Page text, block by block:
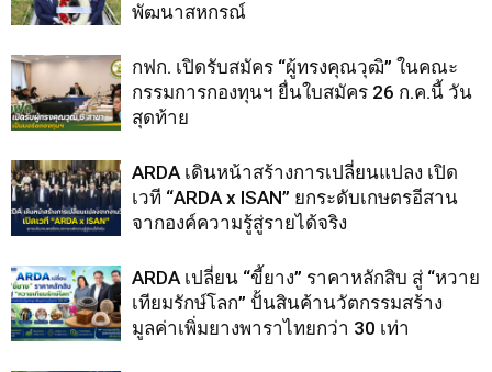
พัฒนาสหกรณ์
กฟก. เปิดรับสมัคร “ผู้ทรงคุณวุฒิ” ในคณะ
กรรมการกองทุนฯ ยื่นใบสมัคร 26 ก.ค.นี้ วัน
สุดท้าย
ARDA เดินหน้าสร้างการเปลี่ยนแปลง เปิด
เวที “ARDA x ISAN” ยกระดับเกษตรอีสาน
จากองค์ความรู้สู่รายได้จริง
ARDA เปลี่ยน “ขี้ยาง” ราคาหลักสิบ สู่ “หวาย
เทียมรักษ์โลก” ปั้นสินค้านวัตกรรมสร้าง
มูลค่าเพิ่มยางพาราไทยกว่า 30 เท่า